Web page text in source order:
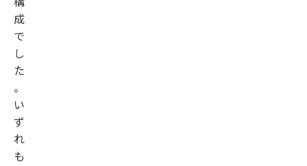
成
で
し
た
。
い
ず
れ
も